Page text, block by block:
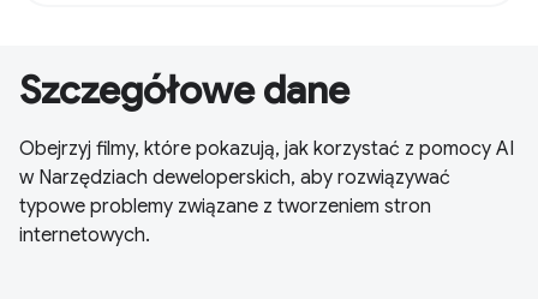
Szczegółowe dane
Obejrzyj filmy, które pokazują, jak korzystać z pomocy AI
w Narzędziach deweloperskich, aby rozwiązywać
typowe problemy związane z tworzeniem stron
internetowych.